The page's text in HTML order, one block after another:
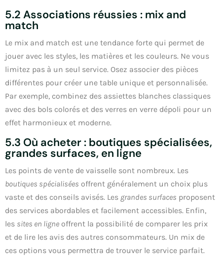
5.2 Associations réussies : mix and
match
Le mix and match est une tendance forte qui permet de
jouer avec les styles, les matières et les couleurs. Ne vous
limitez pas à un seul service. Osez associer des pièces
différentes pour créer une table unique et personnalisée.
Par exemple, combinez des assiettes blanches classiques
avec des bols colorés et des verres en verre dépoli pour un
effet harmonieux et moderne.
5.3 Où acheter : boutiques spécialisées,
grandes surfaces, en ligne
Les points de vente de vaisselle sont nombreux. Les
boutiques spécialisées offrent généralement un choix plus
vaste et des conseils avisés. Les grandes surfaces proposent
des services abordables et facilement accessibles. Enfin,
les sites en ligne offrent la possibilité de comparer les prix
et de lire les avis des autres consommateurs. Un mix de
ces options vous permettra de trouver le service parfait.